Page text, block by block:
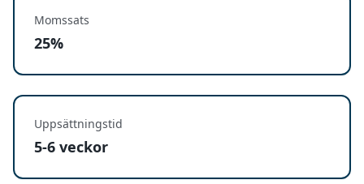
Momssats
25%
Uppsättningstid
5-6 veckor